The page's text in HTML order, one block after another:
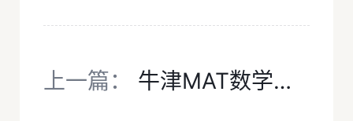
上一篇： 牛津MAT数学考试2007-2022考试真题及答案解析免费领取！犀牛MAT培训一对一线上线下培训报名！